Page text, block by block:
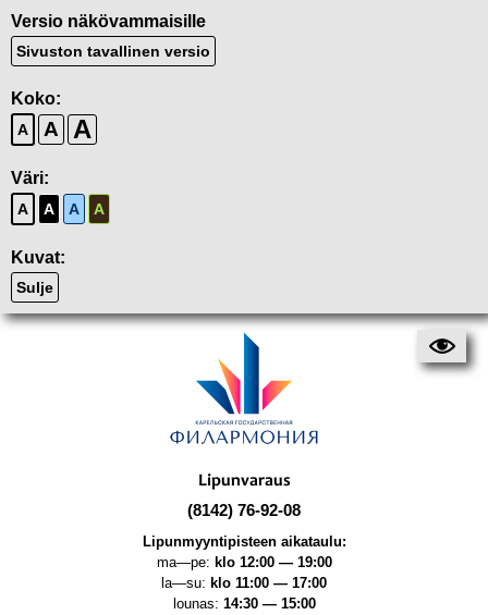
Versio näkövammaisille
Sivuston tavallinen versio
Koko:
A A A
Väri:
A A A A
Kuvat:
Sulje
Lipunvaraus
(8142) 76-92-08
Lipunmyyntipisteen aikataulu:
ma—pe: klo 12:00 — 19:00
la—su: klo 11:00 — 17:00
lounas: 14:30 — 15:00